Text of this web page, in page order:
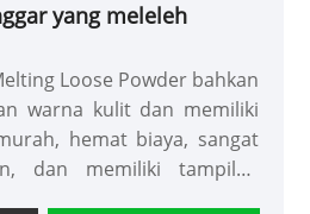
yang meleleh
Loose Powder bahkan
warna kulit dan memiliki
hemat biaya, sangat
dan memiliki tampilan